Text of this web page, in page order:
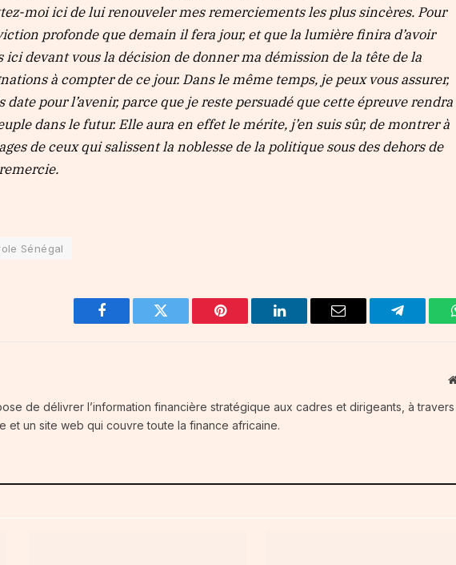
moi ici de lui renouveler mes remerciements les plus sincères. Pour
profonde que demain il fera jour, et que la lumière finira d’avoir
ici devant vous la décision de donner ma démission de la tête de la
à compter de ce jour. Dans le même temps, je peux vous assurer,
pour l’avenir, parce que je reste persuadé que cette épreuve rendra
dans le futur. Elle aura en effet le mérite, j’en suis sûr, de montrer à
de ceux qui salissent la noblesse de la politique sous des dehors de
Sénégal
Facebook Twitter Pinterest LinkedIn Email Telegram
de délivrer l’information financière stratégique aux cadres et dirigeants, à
et un site web qui couvre toute la finance africaine.